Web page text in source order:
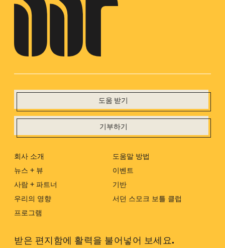
도움 받기
기부하기
회사 소개
뉴스 + 뷰
사람 + 파트너
우리의 영향
프로그램
도움말 방법
이벤트
기반
서던 스모크 보틀 클럽
받은 편지함에 활력을 불어넣어 보세요.